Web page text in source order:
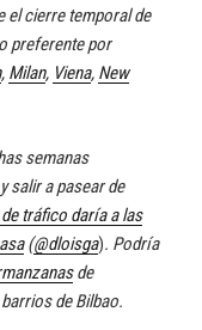
el cierre temporal de
preferente por
, Milan, Viena, New
semanas
salir a pasear de
tráfico daría a las
(@dloisga). Podría
de
de Bilbao.